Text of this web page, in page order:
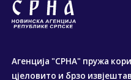
Агенција "СРНА" пружа
цјеловито и брзо